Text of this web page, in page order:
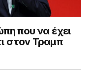
που να έχει
στον Τραμπ